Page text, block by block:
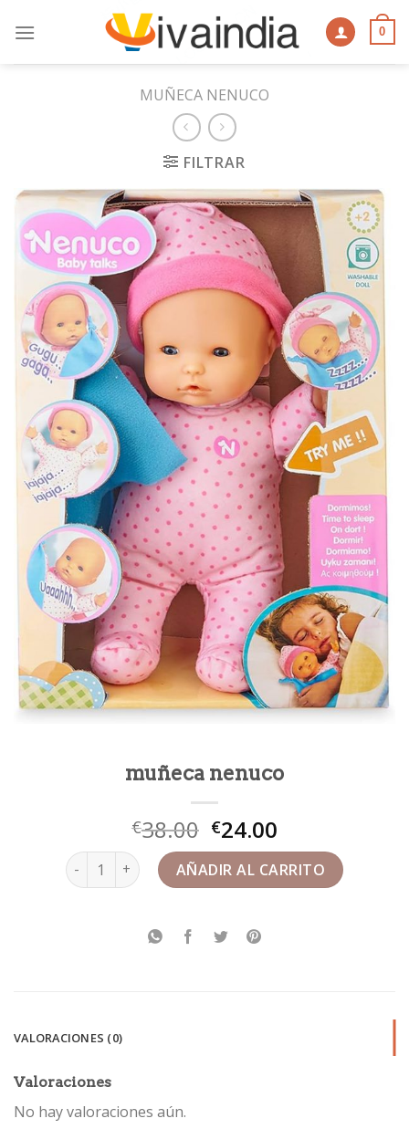
0
MUÑECA NENUCO
FILTRAR
muñeca nenuco
€38.00 €24.00
muñeca nenuco cantidadAÑADIR AL CARRITO
VALORACIONES (0)
Valoraciones
No hay valoraciones aún.